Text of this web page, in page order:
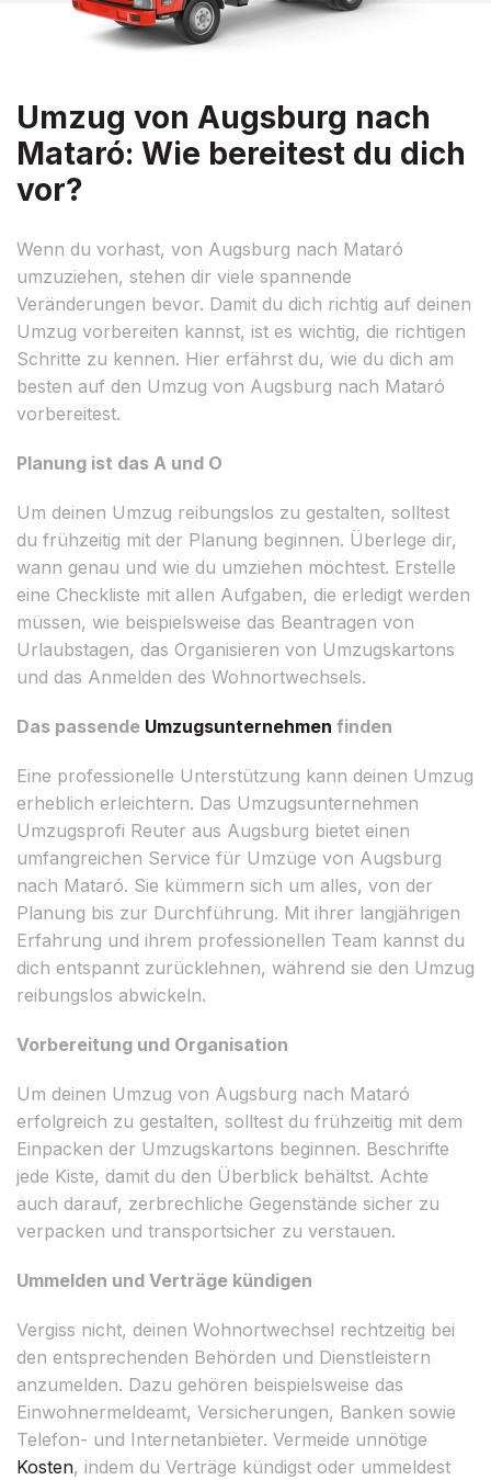
Umzug von Augsburg nach
Mataró: Wie bereitest du dich
vor?
Wenn du vorhast, von Augsburg nach Mataró
umzuziehen, stehen dir viele spannende
Veränderungen bevor. Damit du dich richtig auf deinen
Umzug vorbereiten kannst, ist es wichtig, die richtigen
Schritte zu kennen. Hier erfährst du, wie du dich am
besten auf den Umzug von Augsburg nach Mataró
vorbereitest.
Planung ist das A und O
Um deinen Umzug reibungslos zu gestalten, solltest
du frühzeitig mit der Planung beginnen. Überlege dir,
wann genau und wie du umziehen möchtest. Erstelle
eine Checkliste mit allen Aufgaben, die erledigt werden
müssen, wie beispielsweise das Beantragen von
Urlaubstagen, das Organisieren von Umzugskartons
und das Anmelden des Wohnortwechsels.
Das passende Umzugsunternehmen finden
Eine professionelle Unterstützung kann deinen Umzug
erheblich erleichtern. Das Umzugsunternehmen
Umzugsprofi Reuter aus Augsburg bietet einen
umfangreichen Service für Umzüge von Augsburg
nach Mataró. Sie kümmern sich um alles, von der
Planung bis zur Durchführung. Mit ihrer langjährigen
Erfahrung und ihrem professionellen Team kannst du
dich entspannt zurücklehnen, während sie den Umzug
reibungslos abwickeln.
Vorbereitung und Organisation
Um deinen Umzug von Augsburg nach Mataró
erfolgreich zu gestalten, solltest du frühzeitig mit dem
Einpacken der Umzugskartons beginnen. Beschrifte
jede Kiste, damit du den Überblick behältst. Achte
auch darauf, zerbrechliche Gegenstände sicher zu
verpacken und transportsicher zu verstauen.
Ummelden und Verträge kündigen
Vergiss nicht, deinen Wohnortwechsel rechtzeitig bei
den entsprechenden Behörden und Dienstleistern
anzumelden. Dazu gehören beispielsweise das
Einwohnermeldeamt, Versicherungen, Banken sowie
Telefon- und Internetanbieter. Vermeide unnötige
Kosten, indem du Verträge kündigst oder ummeldest